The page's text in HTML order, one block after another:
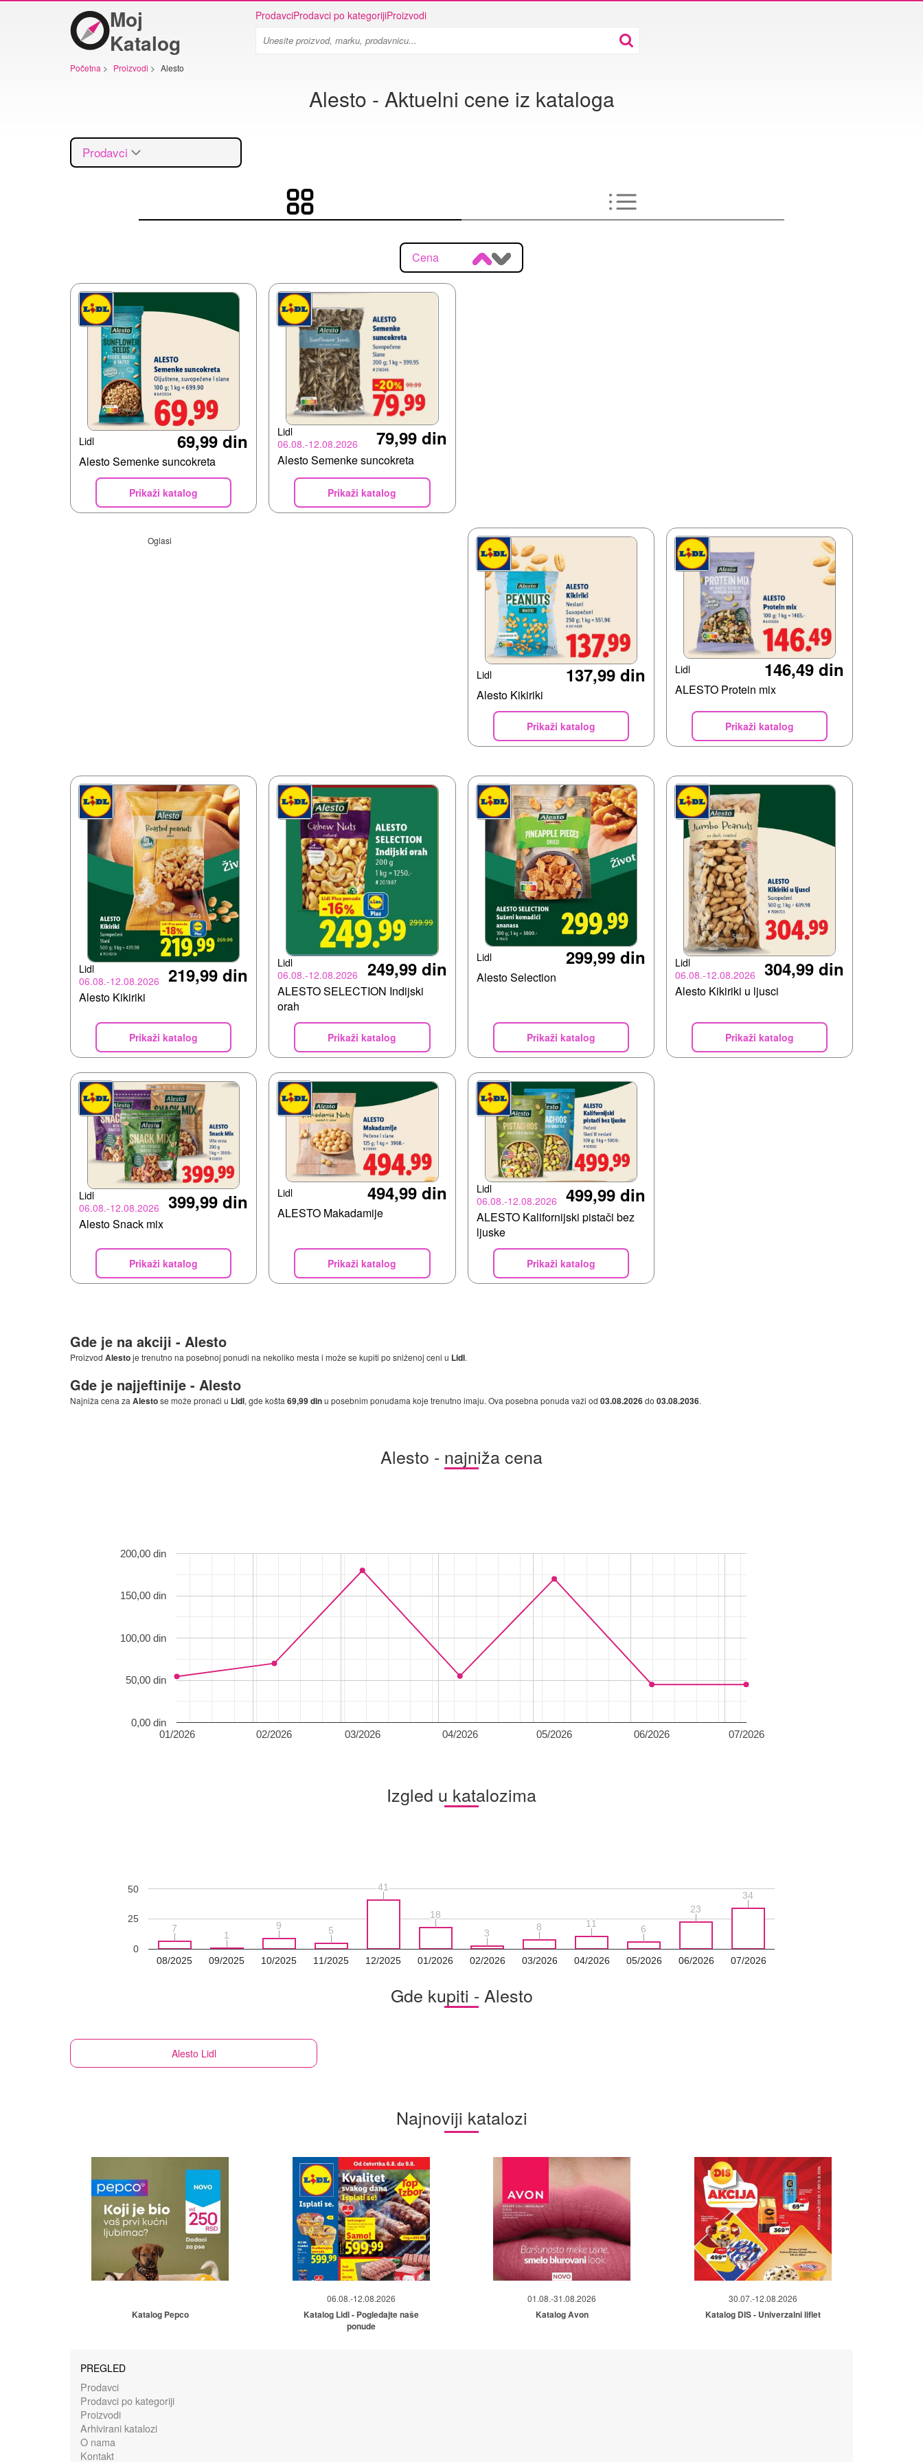
Moj
Katalog
ProdavciProdavci po kategorijiProizvodi
Početna > Proizvodi > Alesto
Alesto - Aktuelni cene iz kataloga
Prodavci
Cena
Lidl 69,99 din
Alesto Semenke suncokreta
Prikaži katalog
Lidl
06.08.-12.08.2026
79,99 din
Alesto Semenke suncokreta
Prikaži katalog
Oglasi
Lidl 137,99 din
Alesto Kikiriki
Prikaži katalog
Lidl 146,49 din
ALESTO Protein mix
Prikaži katalog
Lidl
06.08.-12.08.2026
219,99 din
Alesto Kikiriki
Prikaži katalog
Lidl
06.08.-12.08.2026
249,99 din
ALESTO SELECTION Indijski
orah
Prikaži katalog
Lidl 299,99 din
Alesto Selection
Prikaži katalog
Lidl
06.08.-12.08.2026
304,99 din
Alesto Kikiriki u ljusci
Prikaži katalog
Lidl
06.08.-12.08.2026
399,99 din
Alesto Snack mix
Prikaži katalog
Lidl 494,99 din
ALESTO Makadamije
Prikaži katalog
Lidl
06.08.-12.08.2026
499,99 din
ALESTO Kalifornijski pistači bez
ljuske
Prikaži katalog
Gde je na akciji - Alesto
Proizvod Alestoje trenutno na posebnoj ponudi na nekoliko mesta i može se kupiti po sniženoj ceni u Lidl.
Gde je najjeftinije - Alesto
Najniža cena za Alestose može pronaći u Lidl, gde košta 69,99 dinu posebnim ponudama koje trenutno imaju. Ova posebna ponuda važi od 03.08.2026do 03.08.2036.
Alesto - najniža cena
01/2026 02/2026 03/2026 04/2026 05/2026 06/2026 07/2026
0,00 din
50,00 din
100,00 din
150,00 din
200,00 din
Izgled u katalozima
08/2025 09/2025 10/2025 11/2025 12/2025 01/2026 02/2026 03/2026 04/2026 05/2026 06/2026 07/2026
0
25
50
7
7
11
9
9 5
5
41
41
18
18
3
3
8
8 11
11 6
6
23
23
34
34
Gde kupiti - Alesto
Alesto Lidl
Najnoviji katalozi
Katalog Pepco
06.08.-12.08.2026
Katalog Lidl - Pogledajte naše
ponude
01.08.-31.08.2026
Katalog Avon
30.07.-12.08.2026
Katalog DIS - Univerzalni liflet
PREGLED
Prodavci
Prodavci po kategoriji
Proizvodi
Arhivirani katalozi
O nama
Kontakt